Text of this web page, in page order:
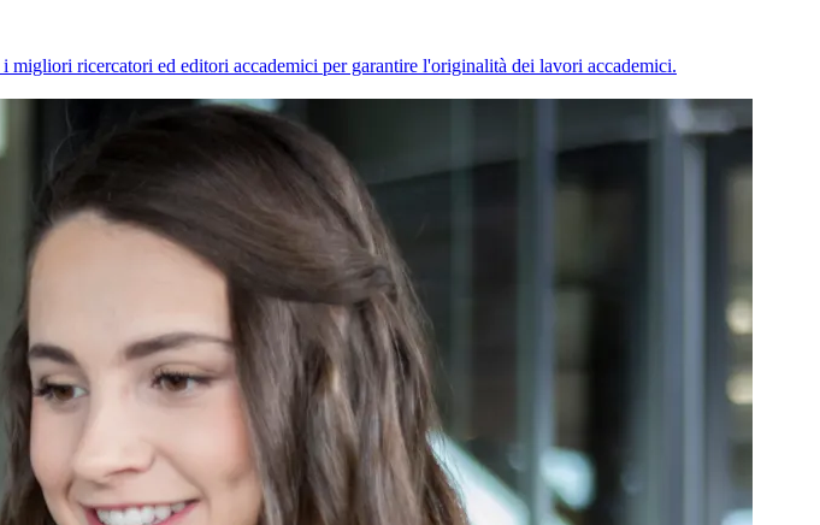
ricercatori ed editori accademici per garantire l'originalità dei lavori accademici.